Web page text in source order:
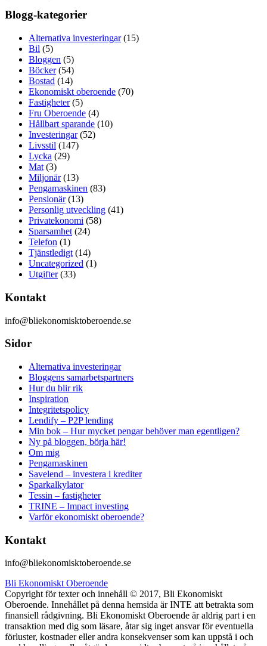
Blogg-kategorier
Alternativa investeringar(15)
Bil (5)
Bloggen (5)
Böcker(54)
Bostad (14)
Ekonomiskt oberoende (70)
Fastigheter(5)
Fru Oberoende (4)
Hållbart sparande (10)
Investeringar(52)
Livsstil (147)
Lycka (29)
Mat (3)
Miljonär(13)
Pengamaskinen (83)
Pensionär(13)
Personlig utveckling (41)
Privatekonomi (58)
Sparsamhet (24)
Telefon (1)
Tjänstledigt (14)
Uncategorized (1)
Utgifter(33)
Kontakt
info@bliekonomisktoberoende.se
Sidor
Alternativa investeringar
Bloggens samarbetspartners
Hur du blir rik
Inspiration
Integritetspolicy
Lendify – P2P lending
Min bok – Hur mycket pengar behöver man egentligen?
Ny på bloggen, börja här!
Om mig
Pengamaskinen
Savelend – investera i krediter
Sparkalkylator
Tessin – fastigheter
TRINE – Impact investing
Varför ekonomiskt oberoende?
Kontakt
info@bliekonomisktoberoende.se
Bli Ekonomiskt Oberoende
Copyright för texter och innehåll © 2017, Bli Ekonomiskt
Oberoende. Innehållet på denna hemsida är INTE att betrakta som
finansiell rådgivning. Bli Ekonomiskt Oberoende är aldrig part i en
transaktion med dig som läsare, åtar sig inget ansvar för eventuella
förluster, kostnader eller andra konsekvenser som kan uppstå i och